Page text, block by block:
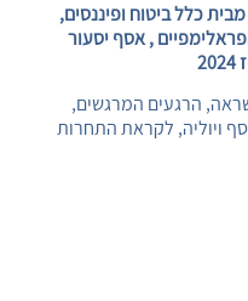
כלל ביטוח ופיננסים,
, אסף יסעור
הרגעים המרגשים,
ויוליה, לקראת התחרות